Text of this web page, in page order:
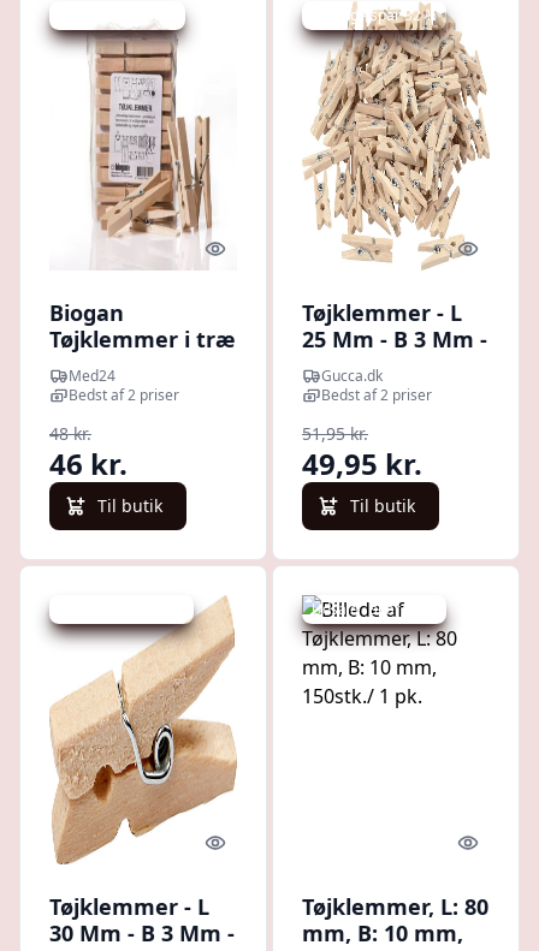
Quick look
Biogan
Tøjklemmer i træ
- 50 stk.
Med24
Bedst af 2 priser
48 kr.
46 kr.
Til butik
Udsalg - spar 32 %
Quick
Tøjklemmer - L
25 Mm - B 3 Mm -
100 Stk.
Gucca.dk
Bedst af 2 priser
51,95 kr.
49,95 kr.
Til butik
Quick look
Tøjklemmer - L
30 Mm - B 3 Mm -
Udsalg - spar 11 %
Quick
Tøjklemmer, L: 80
mm, B: 10 mm,